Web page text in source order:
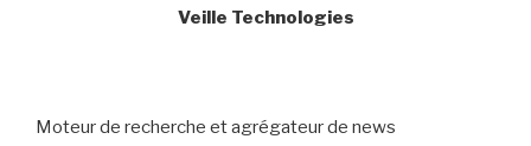
Veille Technologies
Moteur de recherche et agrégateur de news